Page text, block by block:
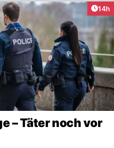
14h
– Täter noch vor